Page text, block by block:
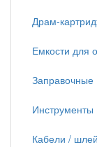
Драм-
Емкости для
Заправочные
Инструменты
Кабели /